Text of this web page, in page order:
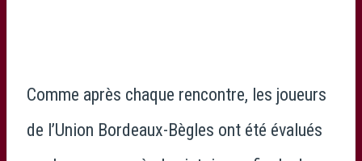
Comme après chaque rencontre, les joueurs
de l’Union Bordeaux-Bègles ont été évalués